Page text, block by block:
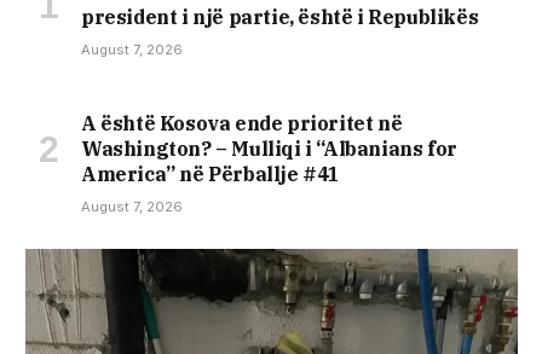
president i një partie, është i Republikës
August 7, 2026
A është Kosova ende prioritet në
Washington? – Mulliqi i “Albanians for
America” në Përballje #41
August 7, 2026